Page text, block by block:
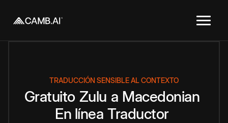
TRADUCCIÓN SENSIBLE AL CONTEXTO
Gratuito Zulu a Macedonian
En línea Traductor